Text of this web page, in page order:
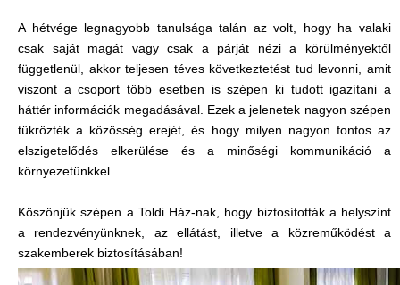
A hétvége legnagyobb tanulsága talán az volt, hogy ha valaki
csak saját magát vagy csak a párját nézi a körülményektől
függetlenül, akkor teljesen téves következtetést tud levonni, amit
viszont a csoport több esetben is szépen ki tudott igazítani a
háttér információk megadásával. Ezek a jelenetek nagyon szépen
tükrözték a közösség erejét, és hogy milyen nagyon fontos az
elszigetelődés elkerülése és a minőségi kommunikáció a
környezetünkkel.
Köszönjük szépen a Toldi Ház-nak, hogy biztosították a helyszínt
a rendezvényünknek, az ellátást, illetve a közreműködést a
szakemberek biztosításában!